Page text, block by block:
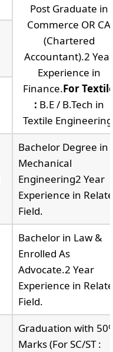
Post Graduate in
Commerce OR CA
(Chartered
Accountant).2 Year
Experience in
Finance.For
: B.E / B.Tech in
Textile
Bachelor Degree in
Mechanical
Engineering2 Year
Experience in
Field.
Bachelor in Law &
Enrolled As
Advocate.2 Year
Experience in
Field.
Graduation with
Marks (For SC/ST :